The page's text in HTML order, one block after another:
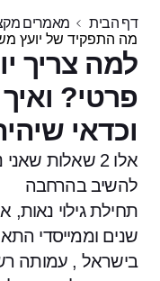
דף הבית מאמרים
מה התפקיד של יועץ
למה צריך
פרטי?
וכדאי
אלו 2 שאלות
להשיב בהרחבה
שנים וממייסדי
בישראל , עמותה